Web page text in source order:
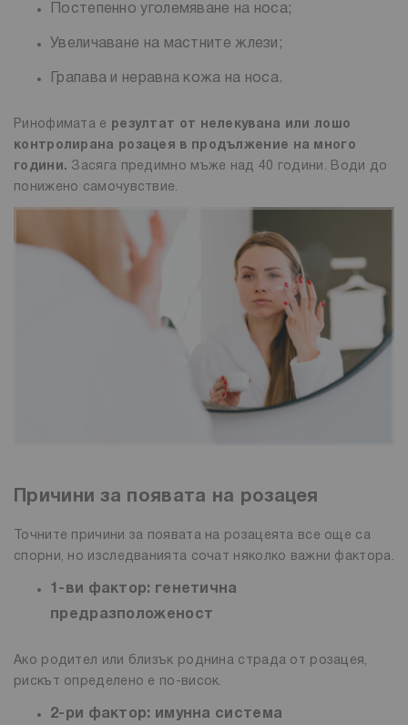
Постепенно уголемяване на носа;
Увеличаване на мастните жлези;
Грапава и неравна кожа на носа.
Ринофимата е
резултат от нелекувана или лошо
контролирана розацея в продължение на много
години. Засяга предимно мъже над 40 години. Води до
понижено самочувствие.
Причини за появата на розацея
Точните причини за появата на розацеята все още са
спорни, но изследванията сочат няколко важни фактора.
1-ви фактор: генетична
предразположеност
Ако родител или близък роднина страда от розацея,
рискът определено е по-висок.
2-ри фактор: имунна система